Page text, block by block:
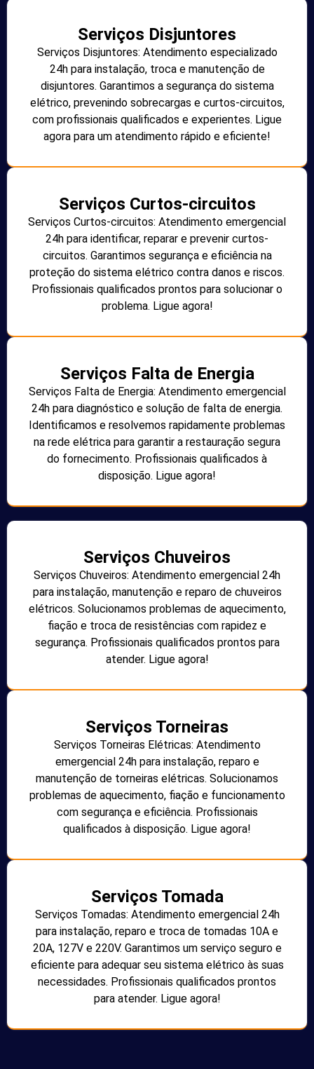
Serviços Disjuntores
Serviços Disjuntores: Atendimento especializado
24h para instalação, troca e manutenção de
disjuntores. Garantimos a segurança do sistema
elétrico, prevenindo sobrecargas e curtos-circuitos,
com profissionais qualificados e experientes. Ligue
agora para um atendimento rápido e eficiente!
Serviços Curtos-circuitos
Serviços Curtos-circuitos: Atendimento emergencial
24h para identificar, reparar e prevenir curtos-
circuitos. Garantimos segurança e eficiência na
proteção do sistema elétrico contra danos e riscos.
Profissionais qualificados prontos para solucionar o
problema. Ligue agora!
Serviços Falta de Energia
Serviços Falta de Energia: Atendimento emergencial
24h para diagnóstico e solução de falta de energia.
Identificamos e resolvemos rapidamente problemas
na rede elétrica para garantir a restauração segura
do fornecimento. Profissionais qualificados à
disposição. Ligue agora!
Serviços Chuveiros
Serviços Chuveiros: Atendimento emergencial 24h
para instalação, manutenção e reparo de chuveiros
elétricos. Solucionamos problemas de aquecimento,
fiação e troca de resistências com rapidez e
segurança. Profissionais qualificados prontos para
atender. Ligue agora!
Serviços Torneiras
Serviços Torneiras Elétricas: Atendimento
emergencial 24h para instalação, reparo e
manutenção de torneiras elétricas. Solucionamos
problemas de aquecimento, fiação e funcionamento
com segurança e eficiência. Profissionais
qualificados à disposição. Ligue agora!
Serviços Tomada
Serviços Tomadas: Atendimento emergencial 24h
para instalação, reparo e troca de tomadas 10A e
20A, 127V e 220V. Garantimos um serviço seguro e
eficiente para adequar seu sistema elétrico às suas
necessidades. Profissionais qualificados prontos
para atender. Ligue agora!